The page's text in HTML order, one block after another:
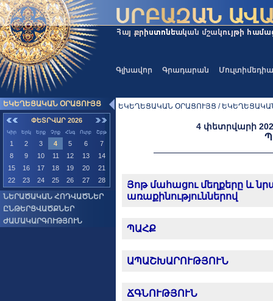
Գլխավոր Գրադարան Մուլտիմեդիա
ԵԿԵՂԵՑԱԿԱՆ ՕՐԱՑՈՒՅՑ
ՓԵՏՐՎԱՐ 2026
Կիր Երկ Երք Չրք Հնգ Ուրբ Շբթ
1 2 3 4 5 6
7
8
9 10 11 12 13
14
15
16 17 18 19 20
21
22
23 24 25 26 27 28
ՆԵՐԱԾԱԿԱՆ ՀՈԴՎԱԾՆԵՐ
ԸՆԹԵՐՑՎԱԾՔՆԵՐ
ԺԱՄԱԿԱՐԳՈՒԹՅՈՒՆ
ԵԿԵՂԵՑԱԿԱՆ ՕՐԱՑՈՒՅՑ /
4 փետրվարի
Յոթ մահացու մեղքերը և
առաքինություններով
ՊԱՀՔ
ԱՊԱՇԽԱՐՈՒԹՅՈՒՆ
ՃԳՆՈՒԹՅՈՒՆ